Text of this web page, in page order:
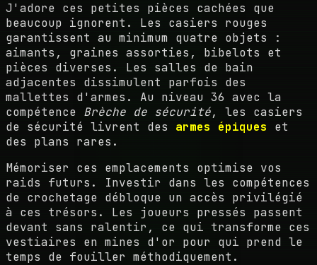
J'adore ces petites pièces cachées que
beaucoup ignorent. Les casiers rouges
garantissent au minimum quatre objets :
aimants, graines assorties, bibelots et
pièces diverses. Les salles de bain
adjacentes dissimulent parfois des
mallettes d'armes. Au niveau 36 avec la
compétence Brèche de sécurité, les casiers
de sécurité livrent des armes épiques et
des plans rares.
Mémoriser ces emplacements optimise vos
raids futurs. Investir dans les compétences
de crochetage débloque un accès privilégié
à ces trésors. Les joueurs pressés passent
devant sans ralentir, ce qui transforme ces
vestiaires en mines d'or pour qui prend le
temps de fouiller méthodiquement.